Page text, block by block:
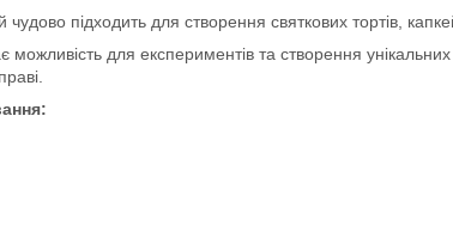
чудово підходить для створення святкових тортів,
можливість для експериментів та створення